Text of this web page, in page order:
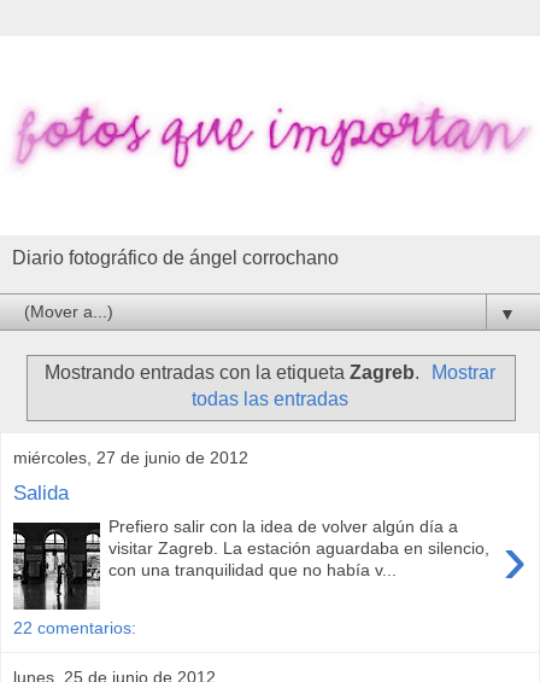
Diario fotográfico de ángel corrochano
▼
Mostrando entradas con la etiqueta Zagreb.
Mostrar
todas las entradas
miércoles, 27 de junio de 2012
Salida
›
Prefiero salir con la idea de volver algún día a
visitar Zagreb. La estación aguardaba en silencio,
con una tranquilidad que no había v...
22 comentarios:
lunes, 25 de junio de 2012